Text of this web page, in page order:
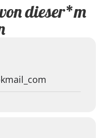
dieser*m